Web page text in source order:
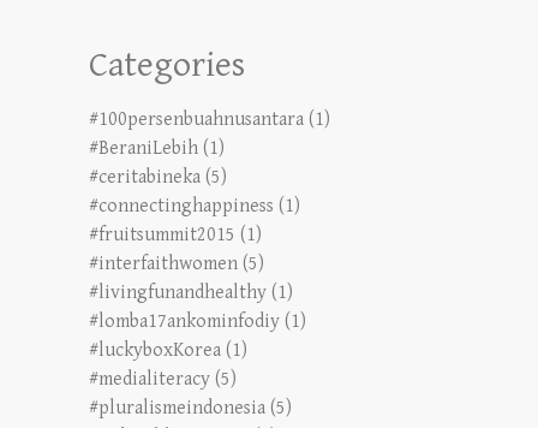
Categories
#100persenbuahnusantara (1)
#BeraniLebih (1)
#ceritabineka (5)
#connectinghappiness (1)
#fruitsummit2015 (1)
#interfaithwomen (5)
#livingfunandhealthy (1)
#lomba17ankominfodiy (1)
#luckyboxKorea (1)
#medialiteracy (5)
#pluralismeindonesia (5)